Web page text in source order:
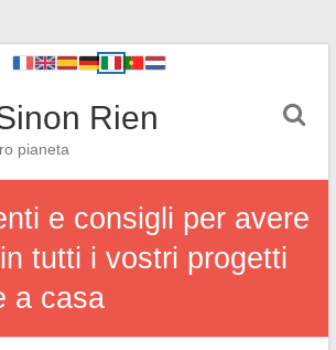
Rien
pianeta
e consigli per avere
tutti i vostri progetti
a casa